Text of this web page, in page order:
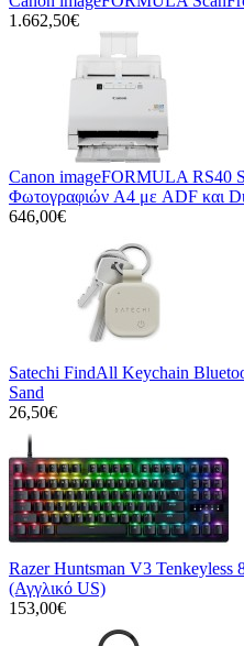
1.662,50€
Canon imageFORMULA RS40
Φωτογραφιών A4 με ADF και
646,00€
Satechi FindAll Keychain
Sand
26,50€
Razer Huntsman V3
(Αγγλικό US)
153,00€